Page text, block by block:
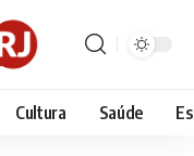
Cultura Saúde